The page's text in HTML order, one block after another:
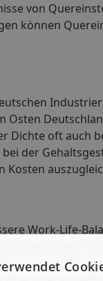
von
können
Osten
Dichte oft auch
der
Kosten
Work-Life-
geringerer
und